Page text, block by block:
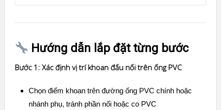
Hướng dẫn lắp đặt từng bước
Bước 1: Xác định vị trí khoan đấu nối trên ống PVC
Chọn điểm khoan trên đường ống PVC chính hoặc
nhánh phụ, tránh phần nối hoặc co PVC